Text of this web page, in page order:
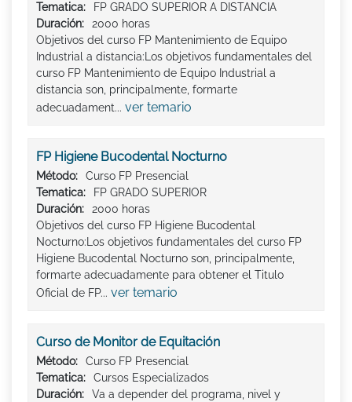
Tematica:
FP GRADO SUPERIOR A DISTANCIA
Duración:
2000 horas
Objetivos del curso FP Mantenimiento de Equipo
Industrial a distancia:Los objetivos fundamentales del
curso FP Mantenimiento de Equipo Industrial a
distancia son, principalmente, formarte
adecuadament... ver temario
FP Higiene Bucodental Nocturno
Método:
Curso FP Presencial
Tematica:
FP GRADO SUPERIOR
Duración:
2000 horas
Objetivos del curso FP Higiene Bucodental
Nocturno:Los objetivos fundamentales del curso FP
Higiene Bucodental Nocturno son, principalmente,
formarte adecuadamente para obtener el Titulo
Oficial de FP... ver temario
Curso de Monitor de Equitación
Método:
Curso FP Presencial
Tematica:
Cursos Especializados
Duración:
Va a depender del programa, nivel y